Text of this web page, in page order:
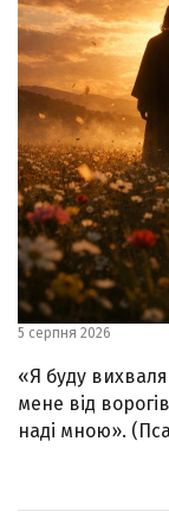
5 серпня 2026
«Я буду
мене від
наді мною».